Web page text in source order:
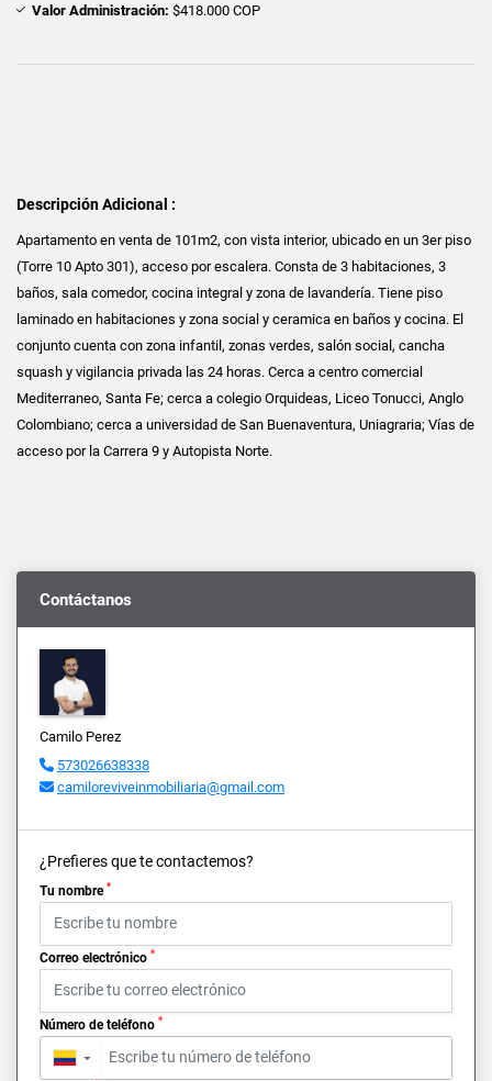
Valor Administración: $418.000 COP
Descripción Adicional :
Apartamento en venta de 101m2, con vista interior, ubicado en un 3er piso
(Torre 10 Apto 301), acceso por escalera. Consta de 3 habitaciones, 3
baños, sala comedor, cocina integral y zona de lavandería. Tiene piso
laminado en habitaciones y zona social y ceramica en baños y cocina. El
conjunto cuenta con zona infantil, zonas verdes, salón social, cancha
squash y vigilancia privada las 24 horas. Cerca a centro comercial
Mediterraneo, Santa Fe; cerca a colegio Orquideas, Liceo Tonucci, Anglo
Colombiano; cerca a universidad de San Buenaventura, Uniagraria; Vías de
acceso por la Carrera 9 y Autopista Norte.
Contáctanos
Camilo Perez
573026638338
camiloreviveinmobiliaria@gmail.com
¿Prefieres que te contactemos?
Tu nombre *
Correo electrónico *
Número de teléfono *
▼